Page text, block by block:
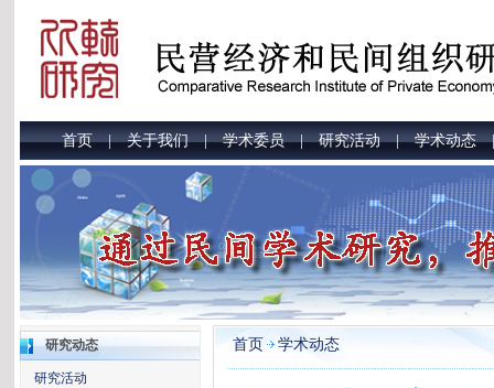
首页|关于我们|学术委员|研究活动|学术动态
研究动态
研究活动
首页 学术动态